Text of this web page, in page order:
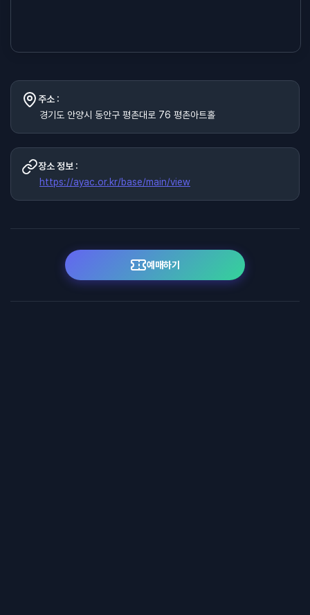
주소 :
경기도 안양시 동안구 평촌대로 76 평촌아트홀
장소 정보 :
https://ayac.or.kr/base/main/view
예매하기